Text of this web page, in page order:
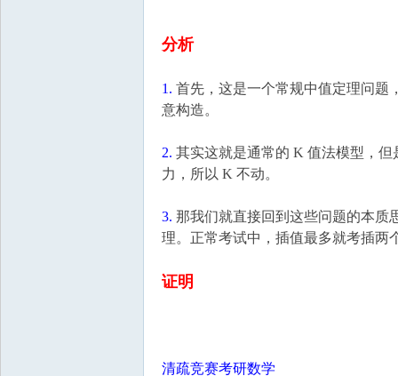
分析
1. 首先，这是一个常规中值定理问题
意构造。
2. 其实这就是通常的 K 值法模型，
力，所以 K 不动。
3. 那我们就直接回到这些问题的本质
理。正常考试中，插值最多就考插两
证明
清疏竞赛考研数学